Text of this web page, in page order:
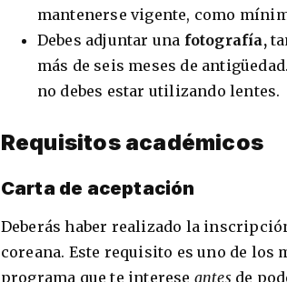
mantenerse vigente, como
Debes adjuntar una fotografía,
más de seis meses de
no debes estar utilizando lentes.
Requisitos académicos
Carta de aceptación
Deberás haber realizado la
coreana. Este requisito es uno de los
programa que te interese antes de